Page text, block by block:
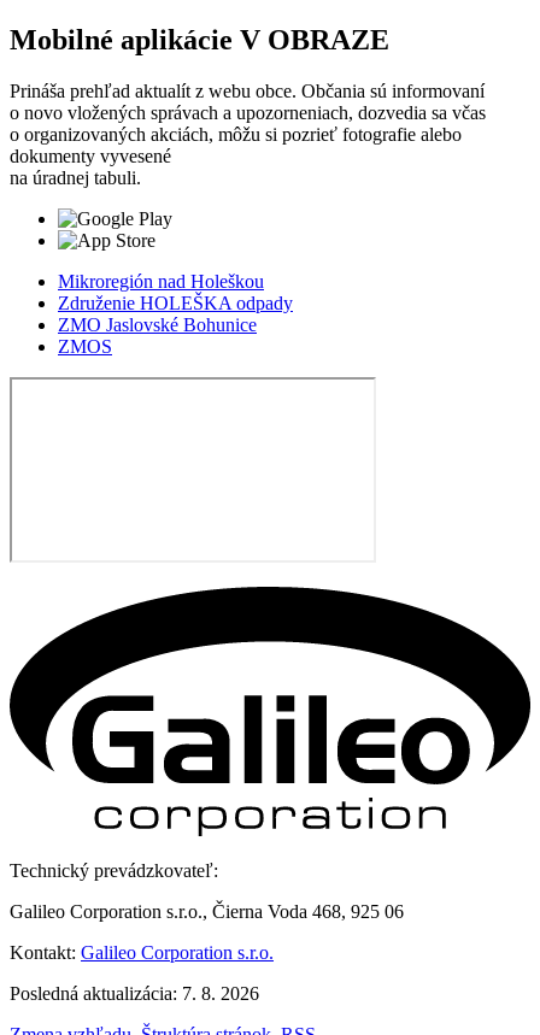
Mobilné aplikácie V OBRAZE
Prináša prehľad aktualít z webu obce. Občania sú informovaní
o novo vložených správach a upozorneniach, dozvedia sa včas
o organizovaných akciách, môžu si pozrieť fotografie alebo
dokumenty vyvesené
na úradnej tabuli.
Mikroregión nad Holeškou
Združenie HOLEŠKA odpady
ZMO Jaslovské Bohunice
ZMOS
Technický prevádzkovateľ:
Galileo Corporation s.r.o., Čierna Voda 468, 925 06
Kontakt: Galileo Corporation s.r.o.
Posledná aktualizácia: 7. 8. 2026